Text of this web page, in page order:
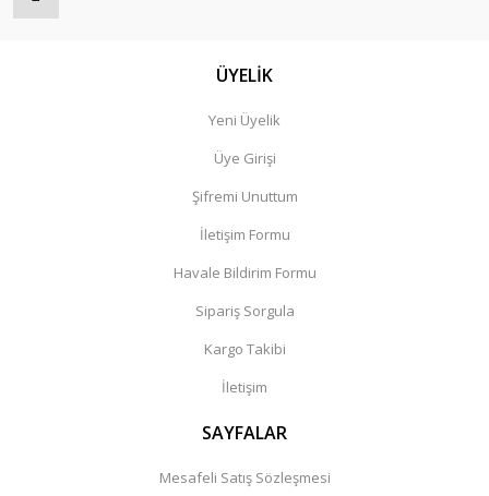
ÜYELİK
Yeni Üyelik
Üye Girişi
Şifremi Unuttum
İletişim Formu
Havale Bildirim Formu
Sipariş Sorgula
Kargo Takibi
İletişim
SAYFALAR
Mesafeli Satış Sözleşmesi